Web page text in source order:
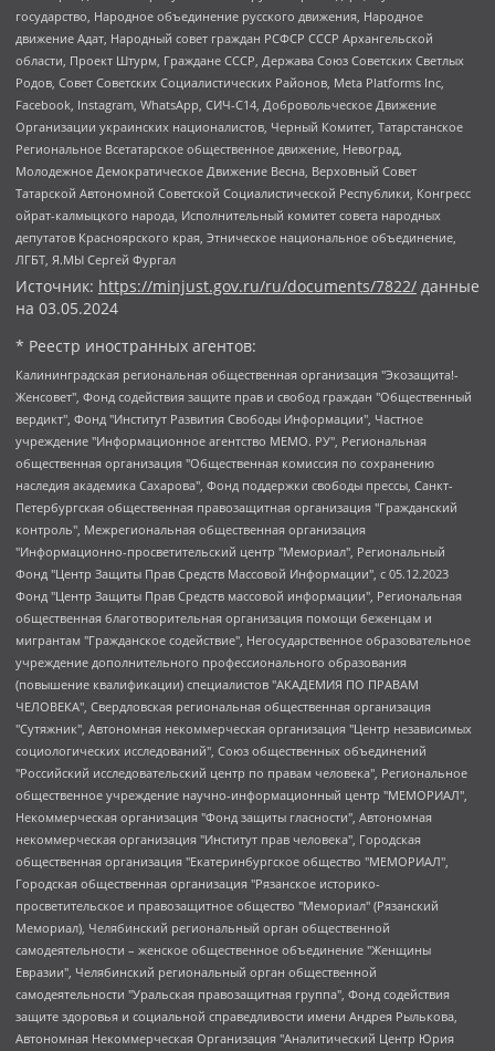
государство, Народное объединение русского движения, Народное
движение Адат, Народный совет граждан РСФСР СССР Архангельской
области, Проект Штурм, Граждане СССР, Держава Союз Советских Светлых
Родов, Совет Советских Социалистических Районов, Meta Platforms Inc,
Facebook, Instagram, WhatsApp, СИЧ-С14, Добровольческое Движение
Организации украинских националистов, Черный Комитет, Татарстанское
Региональное Всетатарское общественное движение, Невоград,
Молодежное Демократическое Движение Весна, Верховный Совет
Татарской Автономной Советской Социалистической Республики, Конгресс
ойрат-калмыцкого народа, Исполнительный комитет совета народных
депутатов Красноярского края, Этническое национальное объединение,
ЛГБТ, Я.МЫ Сергей Фургал
Источник: https://minjust.gov.ru/ru/documents/7822/ данные
на 03.05.2024
* Реестр иностранных агентов:
Калининградская региональная общественная организация "Экозащита!-Женсовет", Фонд содействия защите прав и свобод граждан "Общественный вердикт", Фонд "Институт Развития Свободы Информации", Частное учреждение "Информационное агентство МЕМО. РУ", Региональная общественная организация "Общественная комиссия по сохранению наследия академика Сахарова", Фонд поддержки свободы прессы, Санкт-Петербургская общественная правозащитная организация "Гражданский контроль", Межрегиональная общественная организация "Информационно-просветительский центр "Мемориал", Региональный Фонд "Центр Защиты Прав Средств Массовой Информации", с 05.12.2023 Фонд "Центр Защиты Прав Средств массовой информации", Региональная общественная благотворительная организация помощи беженцам и мигрантам "Гражданское содействие", Негосударственное образовательное учреждение дополнительного профессионального образования (повышение квалификации) специалистов "АКАДЕМИЯ ПО ПРАВАМ ЧЕЛОВЕКА", Свердловская региональная общественная организация "Сутяжник", Автономная некоммерческая организация "Центр независимых социологических исследований", Союз общественных объединений "Российский исследовательский центр по правам человека", Региональное общественное учреждение научно-информационный центр "МЕМОРИАЛ", Некоммерческая организация "Фонд защиты гласности", Автономная некоммерческая организация "Институт прав человека", Городская общественная организация "Екатеринбургское общество "МЕМОРИАЛ", Городская общественная организация "Рязанское историко-просветительское и правозащитное общество "Мемориал" (Рязанский Мемориал), Челябинский региональный орган общественной самодеятельности – женское общественное объединение "Женщины Евразии", Челябинский региональный орган общественной самодеятельности "Уральская правозащитная группа", Фонд содействия защите здоровья и социальной справедливости имени Андрея Рылькова, Автономная Некоммерческая Организация "Аналитический Центр Юрия Левады", Автономная некоммерческая организация социальной поддержки населения "Проект Апрель", Региональная общественная организация помощи женщинам и детям, находящимся в кризисной ситуации "Информационно-методический центр "Анна", Фонд содействия развитию массовых коммуникаций и правовому просвещению "Так-так-Так", Фонд содействия устойчивому развитию "Серебряная тайга", Свердловский региональный общественный фонд социальных проектов "Новое время", "Idel.Реалии", Кавказ.Реалии, Крым.Реалии, Телеканал Настоящее Время, Татаро-башкирская служба Радио Свобода (Azatliq Radiosi), Радио Свободная Европа/Радио Свобода (PCE/PC), "Сибирь.Реалии", "Фактограф", Благотворительный фонд помощи осужденным и их семьям, Автономная некоммерческая организация "Институт глобализации и социальных движений", Фонд "В защиту прав заключенных", Частное учреждение "Центр поддержки и содействия развитию средств массовой информации", Пензенский региональный общественный благотворительный фонд "Гражданский союз", "Север.Реалии", Некоммерческая организация Фонд "Правовая инициатива", Общество с ограниченной ответственностью "Радио Свободная Европа/Радио Свобода", Чешское информационное агентство "MEDIUM-ORIENT", Красноярская региональная общественная организация "Мы против СПИДа", Камалягин Денис Николаевич, Маркелов Сергей Евгеньевич, Пономарев Лев Александрович, Савицкая Людмила Алексеевна, Автономная некоммерческая организация "Центр по работе с проблемой насилия "НАСИЛИЮ.НЕТ", Межрегиональный профессиональный союз работников здравоохранения "Альянс врачей", Юридическое лицо, зарегистрированное в Латвийской Республике, SIA "Medusa Project" (регистрационный номер 40103797863, дата регистрации 10.06.2014), Некоммерческая организация "Фонд по борьбе с коррупцией", Автономная некоммерческая организация "Институт права и публичной политики", Баданин Роман Сергеевич, Гликин Максим Александрович, Железнова Мария Михайловна, Лукьянова Юлия Сергеевна, Маетная Елизавета Витальевна, Маняхин Петр Борисович, Чуракова Ольга Владимировна, Ярош Юлия Петровна, Юридическое лицо "The Insider SIA", зарегистрированное в Риге, Латвийская Республика (дата регистрации 26.06.2015), являющееся администратором доменного имени интернет-издания "The Insider SIA", https://theins.ru, Постернак Алексей Евгеньевич, Рубин Михаил Аркадьевич, Анин Роман Александрович, Юридическое лицо Istories fonds, зарегистрированное в Латвийской Республике (регистрационный номер 50008295751, дата регистрации 24.02.2020), Великовский Дмитрий Александрович, Долинина Ирина Николаевна, Мароховская Алеся Алексеевна, Шлейнов Роман Юрьевич, Шмагун Олеся Валентиновна, Общество с ограниченной ответственностью "Альтаир 2021", Общество с ограниченной ответственностью "Вега 2021", Общество с ограниченной ответственностью "Главный редактор 2021", Общество с ограниченной ответственностью "Ромашки монолит", Важенков Артем Валерьевич, Ивановская областная общественная организация "Центр гендерных исследований", Гурман Юрий Альбертович, Медиапроект "ОВД-Инфо", Егоров Владимир Владимирович, Жилинский Владимир Александрович, Общество с ограниченной ответственностью "ЗП", Иванова София Юрьевна, Карезина Инна Павловна, Кильтау Екатерина Викторовна, Петров Алексей Викторович, Пискунов Сергей Евгеньевич, Смирнов Сергей Сергеевич, Тихонов Михаил Сергеевич, Общество с ограниченной ответственностью "ЖУРНАЛИСТ-ИНОСТРАННЫЙ АГЕНТ", Арапова Галина Юрьевна, Вольтская Татьяна Анатольевна, Американская компания "Mason G.E.S. Anonymous Foundation" (США), являющаяся владельцем интернет-издания https://mnews.world/, Компания "Stichting Bellingcat", зарегистрированная в Нидерландах (дата регистрации 11.07.2018), Захаров Андрей Вячеславович, Клепиковская Екатерина Дмитриевна, Общество с ограниченной ответственностью "МЕМО", Перл Роман Александрович, Симонов Евгений Алексеевич, Соловьева Елена Анатольевна, Сотников Даниил Владимирович, Сурначева Елизавета Дмитриевна, Автономная некоммерческая организация по защите прав человека и информированию населения "Якутия – Наше Мнение", Общество с ограниченной ответственностью "Москоу диджитал медиа", с 26.01.2023 Общество с ограниченной ответственностью "Чайка Белые сады", Ветошкина Валерия Валерьевна, Заговора Максим Александрович, Межрегиональное общественное движение "Российская ЛГБТ - сеть", Оленичев Максим Владимирович, Павлов Иван Юрьевич, Скворцова Елена Сергеевна, Общество с ограниченной ответственностью "Как бы инагент", Кочетков Игорь Викторович, Общество с ограниченной ответственностью "Честные выборы", Еланчик Олег Александрович, Общество с ограниченной ответственностью "Нобелевский призыв", Гималова Регина Эмилевна, Григорьев Андрей Валерьевич, Григорьева Алина Александровна, Ассоциация по содействию защите прав призывников, альтернативнослужащих и военнослужащих "Правозащитная группа "Гражданин.Армия.Право", Хисамова Регина Фаритовна, Автономная некоммерческая организация по реализации социально-правовых программ "Лилит", Дальневосточное общественное движение "Маяк", Санкт-Петербургская ЛГБТ-инициативная группа "Выход", Инициативная группа ЛГБТ+ "Реверс", Алексеев Андрей Викторович, Бекбулатова Таисия Львовна, Беляев Иван Михайлович, Владыкина Елена Сергеевна, Гельман Марат Александрович, Никульшина Вероника Юрьевна, Толоконникова Надежда Андреевна, Шендерович Виктор Анатольевич, Общество с ограниченной ответственностью "Данное сообщение", Общество с ограниченной ответственностью Издательский дом "Новая глава", Айнбиндер Александра Александровна, Московский комьюнити-центр для ЛГБТ+инициатив, Благотворительный фонд развития филантропии, Deutsche Welle (Германия, Kurt-Schumacher-Strasse 3, 53113 Bonn), Борзунова Мария Михайловна, Воробьев Виктор Викторович, Голубева Анна Львовна, Константинова Алла Михайловна, Малкова Ирина Владимировна, Мурадов Мурад Абдулгалимович, Осетинская Елизавета Николаевна, Понасенков Евгений Николаевич, Ганапольский Матвей Юрьевич, Киселев Евгений Алексеевич, Борухович Ирина Григорьевна, Дремин Иван Тимофеевич, Дубровский Дмитрий Викторович, Красноярская региональная общественная организация поддержки и развития альтернативных образовательных технологий и межкультурных коммуникаций "ИНТЕРРА", Маяковская Екатерина Алексеевна, Фейгин Марк Захарович, Филимонов Андрей Викторович, Дзугкоева Регина Николаевна, Доброхотов Роман Александрович, Дудь Юрий Александрович, Елкин Сергей Владимирович, Кругликов Кирилл Игоревич, Сабунаева Мария Леонидовна, Семенов Алексей Владимирович, Шаинян Карен Багратович, Шульман Екатерина Михайловна, Асафьев Артур Валерьевич, Вахштайн Виктор Семенович, Венедиктов Алексей Алексеевич, Лушникова Екатерина Евгеньевна, Волков Леонид Михайлович, Невзоров Александр Глебович, Пархоменко Сергей Борисович, Сироткин Ярослав Николаевич, Кара-Мурза Владимир Владимирович, Баранова Наталья Владимировна, Гозман Леонид Яковлевич, Кагарлицкий Борис Юльевич, Климарев Михаил Валерьевич, Милов Владимир Станиславович, Автономная некоммерческая организация Краснодарский центр современного искусства "Типография", Моргенштерн Алишер Тагирович, Соболь Любовь Эдуардовна, Общество с ограниченной ответственностью "ЛИЗА НОРМ", Каспаров Гарри Кимович, Ходорковский Михаил Борисович, Общество с ограниченной ответственностью "Апрельские тезисы", Данилович Ирина Брониславовна, Кашин Олег Владимирович, Петров Николай Владимирович, Пивоваров Алексей Владимирович, Соколов Михаил Владимирович, Цветкова Юлия Владимировна, Чичваркин Евгений Александрович, Комитет против пыток/Команда против пыток, Общество с ограниченной ответственностью "Первый научный", Общество с ограниченной ответственностью "Вертолет и ко", Белоцерковская Вероника Борисовна, Кац Максим Евгеньевич, Лазарева Татьяна Юрьевна, Шаведдинов Руслан Табризович, Яшин Илья Валерьевич, Общество с ограниченной ответственностью "Иноагент ААВ", Алешковский Дмитрий Петрович, Альбац Евгения Марковна, Быков Дмитрий Львович, Галямина Юлия Евгеньевна, Лойко Сергей Леонидович, Мартынов Кирилл Константинович, Медведев Сергей Александрович, Крашенинников Федор Геннадиевич, Гордеева Катерина Вл